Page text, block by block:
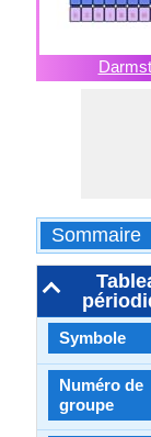
Sommaire
Symbole
Numéro de
groupe